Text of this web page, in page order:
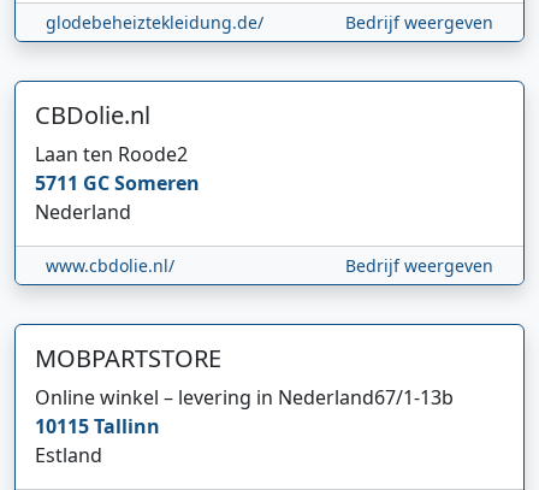
glodebeheiztekleidung.de/ Bedrijf weergeven
CBDolie.nl
Laan ten Roode2
5711 GCSomeren
Nederland
www.cbdolie.nl/ Bedrijf weergeven
MOBPARTSTORE
Online winkel – levering in Nederland67/1-13b
10115Tallinn
Estland